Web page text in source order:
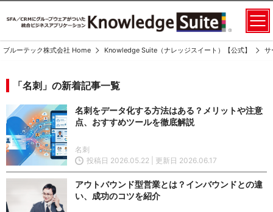
ブルーテック株式会社 Home Knowledge Suite（ナレッジスイート）【公式】 サ
「名刺」の新着記事一覧
名刺をデータ化する方法はある？メリットや注意
点、おすすめツールを徹底解説
投稿日 2026.05.22 | 更新日 2026.06.17
名刺
アウトバウンド型営業とは？インバウンドとの違
い、成功のコツを紹介